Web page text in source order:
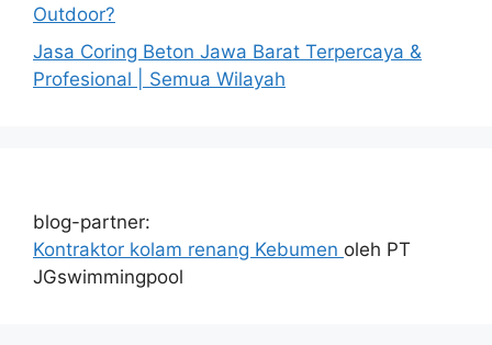
Outdoor?
Jasa Coring Beton Jawa Barat Terpercaya &
Profesional | Semua Wilayah
blog-partner:
Kontraktor kolam renang Kebumen oleh PT
JGswimmingpool